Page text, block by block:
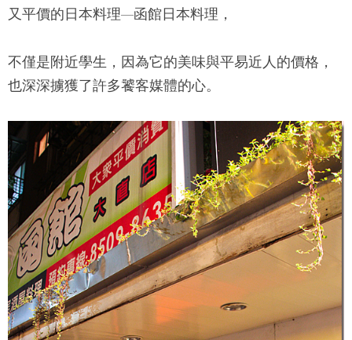
又平價的日本料理—函館日本料理 ，
不僅是附近學生，因為它的美味與平易近人的價格，
也深深擄獲了許多饕客媒體的心。